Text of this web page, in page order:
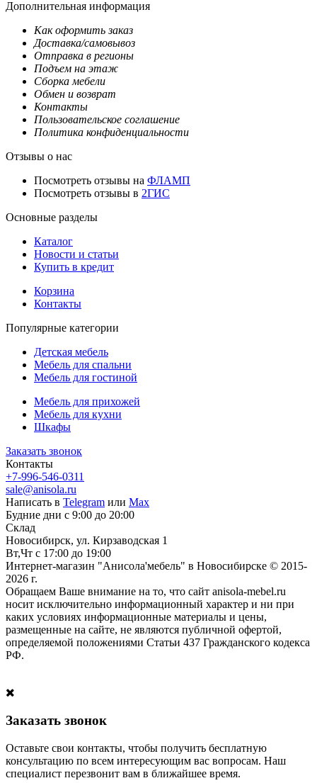
Дополнительная информация
Как оформить заказ
Доставка/самовывоз
Отправка в регионы
Подъем на этаж
Сборка мебели
Обмен и возврат
Контакты
Пользовательское соглашение
Политика конфиденциальности
Отзывы о нас
Посмотреть отзывы на ФЛАМП
Посмотреть отзывы в 2ГИС
Основные разделы
Каталог
Новости и статьи
Купить в кредит
Корзина
Контакты
Популярные категории
Детская мебель
Мебель для спальни
Мебель для гостиной
Мебель для прихожей
Мебель для кухни
Шкафы
Заказать звонок
Контакты
+7-996-546-0311
sale@anisola.ru
Написать в Telegram или Max
Будние дни с 9:00 до 20:00
Склад
Новосибирск, ул. Кирзаводская 1
Вт,Чт с 17:00 до 19:00
Интернет-магазин "Анисола'мебель" в Новосибирске © 2015-
2026 г.
Обращаем Ваше внимание на то, что сайт anisola-mebel.ru
носит исключительно информационный характер и ни при
каких условиях информационные материалы и цены,
размещенные на сайте, не являются публичной офертой,
определяемой положениями Статьи 437 Гражданского кодекса
РФ.
Заказать звонок
Оставьте свои контакты, чтобы получить бесплатную
консультацию по всем интересующим вас вопросам. Наш
специалист перезвонит вам в ближайшее время.